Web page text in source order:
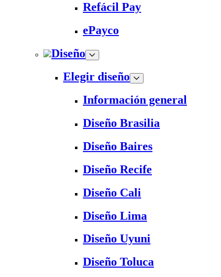
Refácil Pay
ePayco
Diseño
Elegir diseño
Información general
Diseño Brasilia
Diseño Baires
Diseño Recife
Diseño Cali
Diseño Lima
Diseño Uyuni
Diseño Toluca